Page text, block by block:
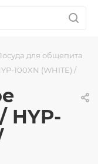
для общепита
100XN (WHITE) /
HYP-